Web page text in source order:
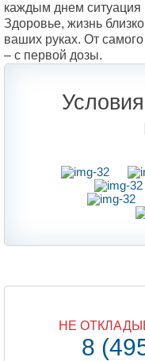
каждым днем ситуация
Здоровье, жизнь
ваших руках. От
– с первой дозы.
НЕ
8